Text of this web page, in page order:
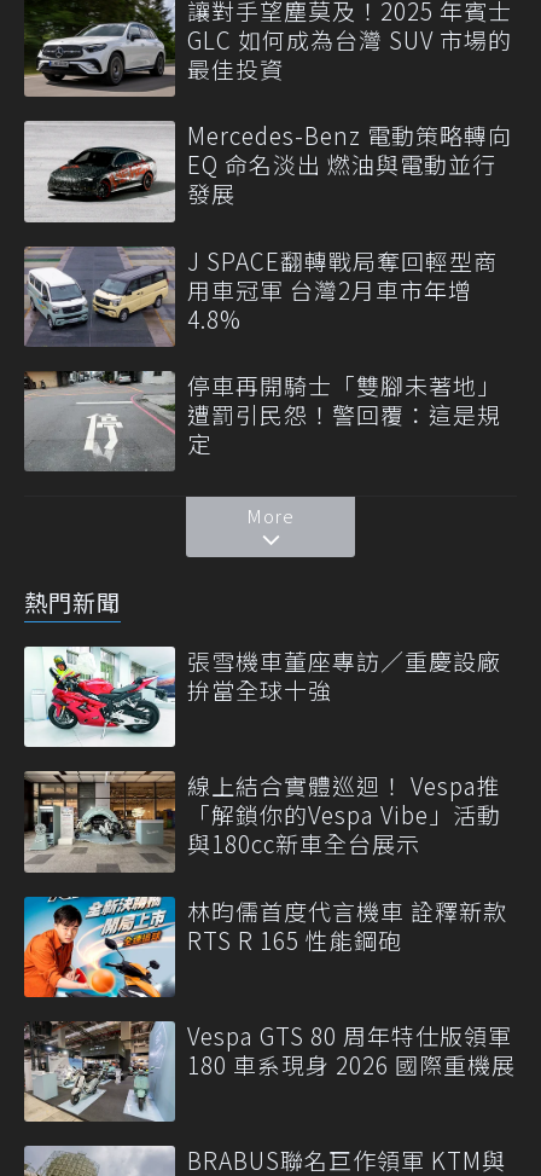
讓對手望塵莫及！2025 年賓士
GLC 如何成為台灣 SUV 市場的
最佳投資
Mercedes-Benz 電動策略轉向
EQ 命名淡出 燃油與電動並行
發展
J SPACE翻轉戰局奪回輕型商
用車冠軍 台灣2月車市年增
4.8%
停車再開騎士「雙腳未著地」
遭罰引民怨！警回覆：這是規
定
More
熱門新聞
張雪機車董座專訪／重慶設廠
拚當全球十強
線上結合實體巡迴！ Vespa推
「解鎖你的Vespa Vibe」活動
與180cc新車全台展示
林昀儒首度代言機車 詮釋新款
RTS R 165 性能鋼砲
Vespa GTS 80 周年特仕版領軍
180 車系現身 2026 國際重機展
BRABUS聯名巨作領軍 KTM與